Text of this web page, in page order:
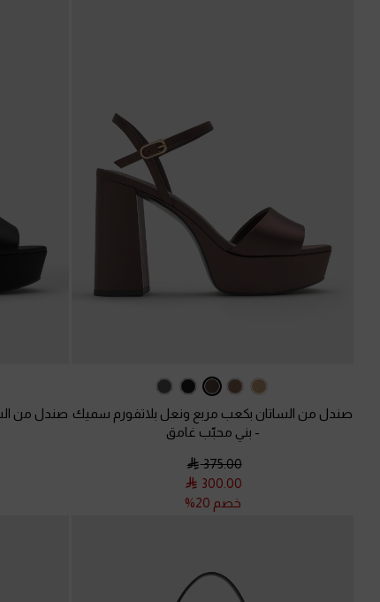
صندل من الساتان بكعب مربع ونعل بلاتفورم سميك
- بني محبّب غامق
375.00
300.00
خصم 20%
صندل من